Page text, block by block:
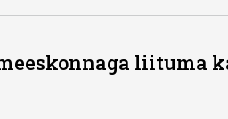
liituma